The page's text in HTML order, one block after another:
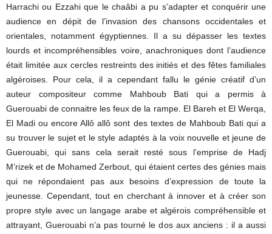
Harrachi ou Ezzahi que le chaâbi a pu s’adapter et conquérir une
audience en dépit de l’invasion des chansons occidentales et
orientales, notamment égyptiennes. Il a su dépasser les textes
lourds et incompréhensibles voire, anachroniques dont l’audience
était limitée aux cercles restreints des initiés et des fêtes familiales
algéroises. Pour cela, il a cependant fallu le génie créatif d’un
auteur compositeur comme Mahboub Bati qui a permis à
Guerouabi de connaitre les feux de la rampe. El Bareh et El Werqa,
El Madi ou encore Allô allô sont des textes de Mahboub Bati qui a
su trouver le sujet et le style adaptés à la voix nouvelle et jeune de
Guerouabi, qui sans cela serait resté sous l’emprise de Hadj
M’rizek et de Mohamed Zerbout, qui étaient certes des génies mais
qui ne répondaient pas aux besoins d’expression de toute la
jeunesse. Cependant, tout en cherchant à innover et à créer son
propre style avec un langage arabe et algérois compréhensible et
attrayant, Guerouabi n’a pas tourné le dos aux anciens : il a aussi